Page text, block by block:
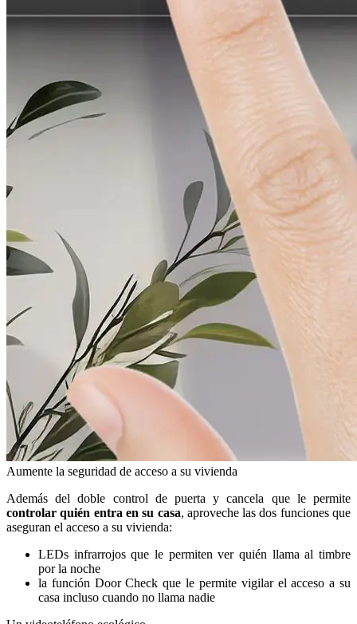
Aumente la seguridad de acceso a su vivienda
Además del doble control de puerta y cancela que le permite
controlar quién entra en su casa, aproveche las dos funciones que
aseguran el acceso a su vivienda:
LEDs infrarrojos que le permiten ver quién llama al timbre
por la noche
la función Door Check que le permite vigilar el acceso a su
casa incluso cuando no llama nadie